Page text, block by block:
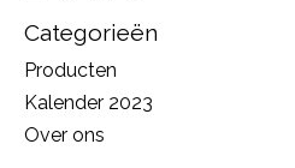
Categorieën
Producten
Kalender 2023
Over ons